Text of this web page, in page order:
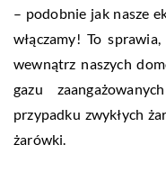
– podobnie jak nasze
włączamy! To
wewnątrz naszych
gazu
przypadku zwykłych
żarówki.